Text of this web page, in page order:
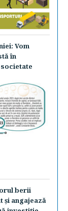
Vom
în
berii
şi angajează